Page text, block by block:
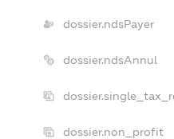
dossier.ndsPayer
dossier.ndsAnnul
dossier.non_profit